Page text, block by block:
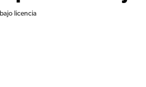
licencia